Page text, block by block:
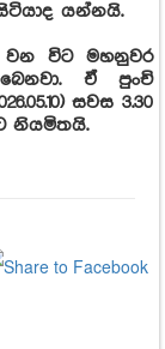
යන්නයි.
වන විට මහනුවර
ඒ පුංචි
සවස 3.30
නියමිතයි.